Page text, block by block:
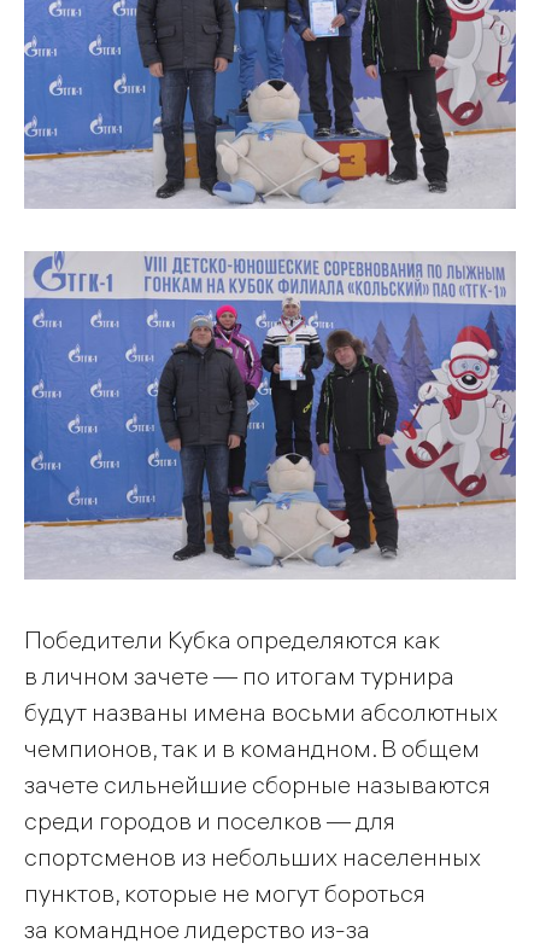
Победители Кубка определяются как
в личном зачете — по итогам турнира
будут названы имена восьми абсолютных
чемпионов, так и в командном. В общем
зачете сильнейшие сборные называются
среди городов и поселков — для
спортсменов из небольших населенных
пунктов, которые не могут бороться
за командное лидерство из-за